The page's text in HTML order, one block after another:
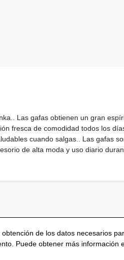
Las gafas obtienen un gran
fresca de comodidad todos los
cuando salgas.. Las gafas
de alta moda y uso diario
de los datos necesarios
Puede obtener más información